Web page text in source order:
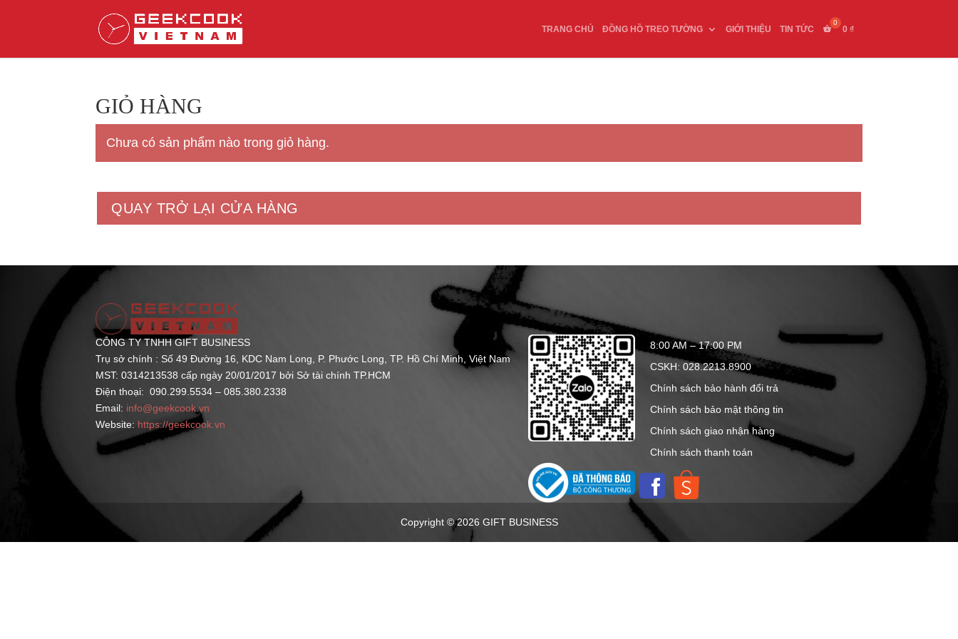
TRANG CHỦ ĐỒNG HỒ TREO TƯỜNG GIỚI THIỆU TIN TỨC 0 ₫
GIỎ HÀNG
Chưa có sản phẩm nào trong giỏ hàng.
QUAY TRỞ LẠI CỬA HÀNG
CÔNG TY TNHH GIFT BUSINESS
Trụ sở chính : Số 49 Đường 16, KDC Nam Long, P. Phước Long,TP. Hồ Chí Minh, Việt Nam
MST: 0314213538 cấp ngày 20/01/2017 bởi Sở tài chính TP.HCM
Điện thoại: 090.299.5534 – 085.380.2338
Email: info@geekcook.vn
Website: https://geekcook.vn
8:00 AM – 17:00 PM
CSKH: 028.2213.8900
Chính sách bảo hành đổi trả
Chính sách bảo mật thông tin
Chính sách giao nhận hàng
Chính sách thanh toán
Copyright © 2026 GIFT BUSINESS